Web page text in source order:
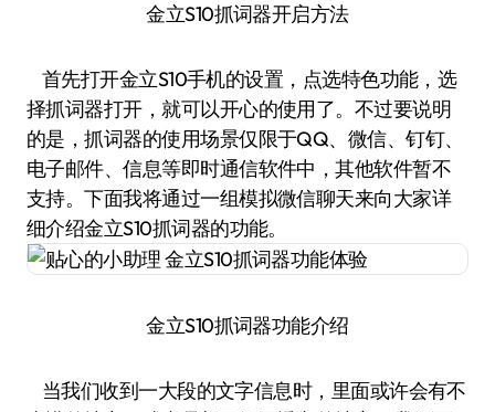
金立S10抓词器开启方法
首先打开金立S10手机的设置，点选特色功能，选
择抓词器打开，就可以开心的使用了。不过要说明
的是，抓词器的使用场景仅限于QQ、微信、钉钉、
电子邮件、信息等即时通信软件中，其他软件暂不
支持。下面我将通过一组模拟微信聊天来向大家详
细介绍金立S10抓词器的功能。
金立S10抓词器功能介绍
当我们收到一大段的文字信息时，里面或许会有不